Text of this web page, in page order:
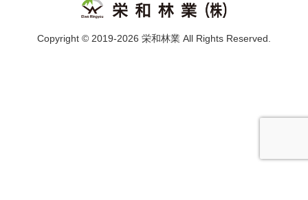
Copyright © 2019-2026 栄和林業 All Rights Reserved.